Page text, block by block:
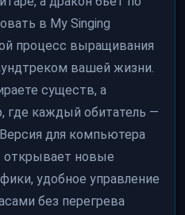
в My Singing
процесс выращивания
вашей жизни.
существ, а
где каждый обитатель —
для компьютера
открывает новые
удобное управление
без перегрева